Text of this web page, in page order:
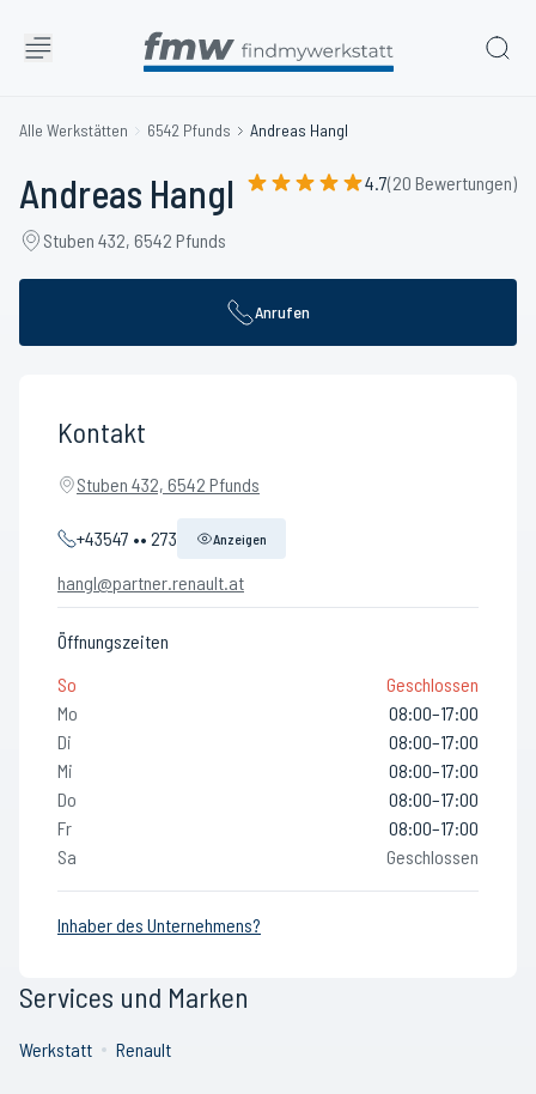
Alle Werkstätten 6542 Pfunds Andreas Hangl
Andreas Hangl 4.7(20 Bewertungen)
Stuben 432, 6542 Pfunds
Anrufen
Kontakt
Stuben 432, 6542 Pfunds
+43547 •• 273 Anzeigen
hangl@partner.renault.at
Öffnungszeiten
So
Geschlossen
Mo
08:00–17:00
Di
08:00–17:00
Mi
08:00–17:00
Do
08:00–17:00
Fr
08:00–17:00
Sa
Geschlossen
Inhaber des Unternehmens?
Services und Marken
Werkstatt Renault